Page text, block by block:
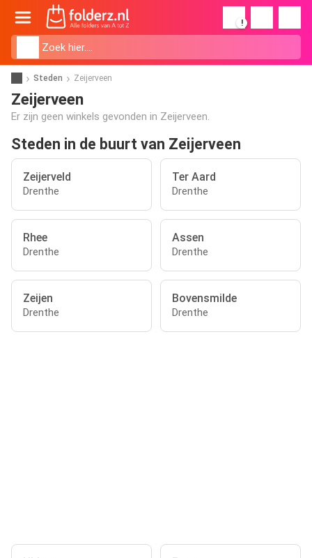
!
Steden Zeijerveen
Zeijerveen
Er zijn geen winkels gevonden in Zeijerveen.
Steden in de buurt van Zeijerveen
Zeijerveld
Drenthe
Ter Aard
Drenthe
Rhee
Drenthe
Assen
Drenthe
Zeijen
Drenthe
Bovensmilde
Drenthe